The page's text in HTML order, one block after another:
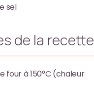
sel
de la recette
four à 150°C (chaleur